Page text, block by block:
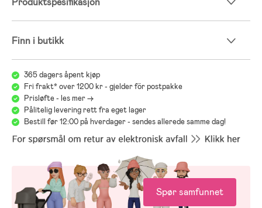
Finn i butikk
365 dagers åpent kjøp
Fri frakt* over 1200 kr - gjelder för postpakke
Prisløfte - les mer ->
Pålitelig levering rett fra eget lager
Bestill før 12:00 på hverdager - sendes allerede samme dag!
Spør samfunnet